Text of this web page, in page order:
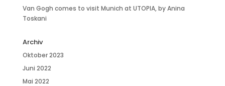
Van Gogh comes to visit Munich at UTOPIA, by Anina
Toskani
Archiv
Oktober 2023
Juni 2022
Mai 2022